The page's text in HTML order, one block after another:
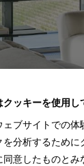
クッキーを使用し
ェブサイトでの体
を分析するため
意したものとみ